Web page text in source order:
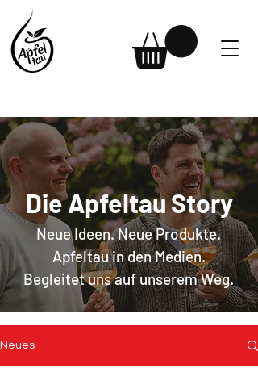
Die Apfeltau Story
Neue Ideen. Neue Produkte.
Apfeltau in den Medien.
Begleitet uns auf unserem Weg.
Neues